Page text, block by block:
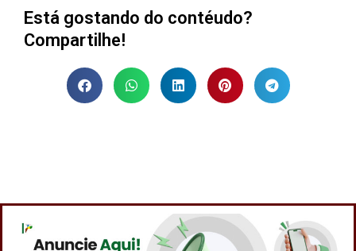
Está gostando do contéudo?
Compartilhe!